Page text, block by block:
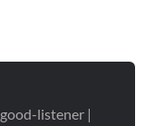
listener |